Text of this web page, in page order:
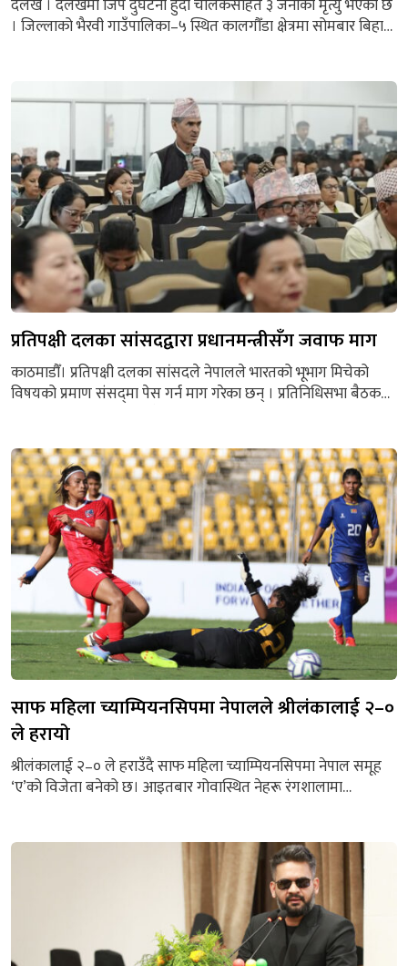
दैलेख । दैलेखमा जिप दुर्घटना हुँदा चालकसहित ३ जनाको मृत्यु भएको छ
। जिल्लाको भैरवी गाउँपालिका–५ स्थित कालगौँडा क्षेत्रमा सोमबार बिहान
सु.प. ०१–००१ च ४९६४ नम्बरको जिप बिहान करिब १२ः५५ बजे
सडकबाट करिब ४००...
प्रतिपक्षी दलका सांसदद्वारा प्रधानमन्त्रीसँग जवाफ माग
काठमाडौँ। प्रतिपक्षी दलका सांसदले नेपालले भारतको भूभाग मिचेको
विषयको प्रमाण संसद्‌मा पेस गर्न माग गरेका छन् । प्रतिनिधिसभा बैठकमा
गम्भिर विषय भएकाले हचुवाको भरमा अभिव्यक्ति दिनु गलत हुने उहाँले
बताउनुभयो । उहाँले सभामुख डोलप्रसाद अर्याल मार्फत सरकारलाई...
साफ महिला च्याम्पियनसिपमा नेपालले श्रीलंकालाई २–०
ले हरायो
श्रीलंकालाई २–० ले हराउँदै साफ महिला च्याम्पियनसिपमा नेपाल समूह
‘ए’को विजेता बनेको छ। आइतबार गोवास्थित नेहरू रंगशालामा
खेलमा नेपालले भुटानलाई १–० ले हराएको थियो। सो खेलमा डिफेन्डर
गीता रानाले निर्णायक गोल गरेकी थिइन्। दोस्रो खेलमा...